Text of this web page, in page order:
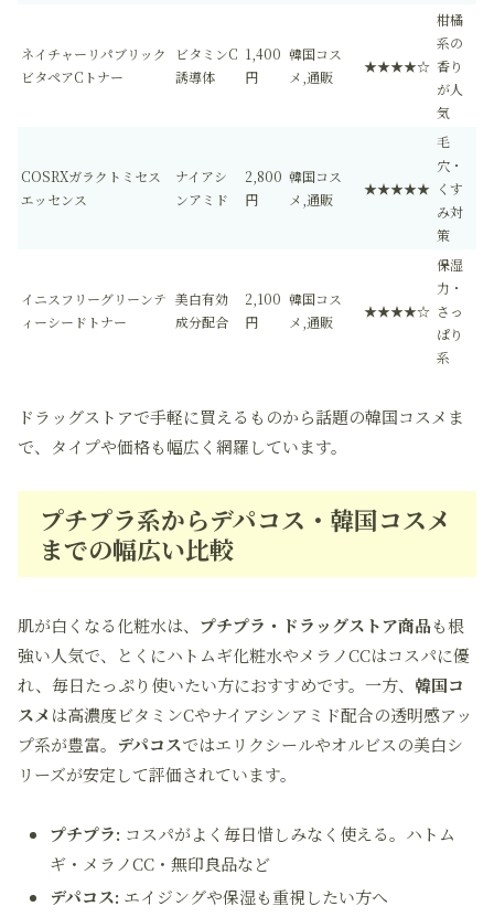
ネイチャーリパブリック
ビタペアCトナー
ビタミンC
誘導体
1,400
円
韓国コス
メ,通販
★★★★☆
柑橘
系の
香り
が人
気
COSRXガラクトミセス
エッセンス
ナイアシ
ンアミド
2,800
円
韓国コス
メ,通販
★★★★★
毛
穴・
くす
み対
策
イニスフリーグリーンテ
ィーシードトナー
美白有効
成分配合
2,100
円
韓国コス
メ,通販
★★★★☆
保湿
力・
さっ
ぱり
系
ドラッグストアで手軽に買えるものから話題の韓国コスメま
で、タイプや価格も幅広く網羅しています。
プチプラ系からデパコス・韓国コスメ
までの幅広い比較
肌が白くなる化粧水は、 プチプラ・ドラッグストア商品も根
強い人気で、とくにハトムギ化粧水やメラノCCはコスパに優
れ、毎日たっぷり使いたい方におすすめです。一方、 韓国コ
スメ は高濃度ビタミンCやナイアシンアミド配合の透明感アッ
プ系が豊富。 デパコスではエリクシールやオルビスの美白シ
リーズが安定して評価されています。
プチプラ: コスパがよく毎日惜しみなく使える。ハトム
ギ・メラノCC・無印良品など
デパコス: エイジングや保湿も重視したい方へ